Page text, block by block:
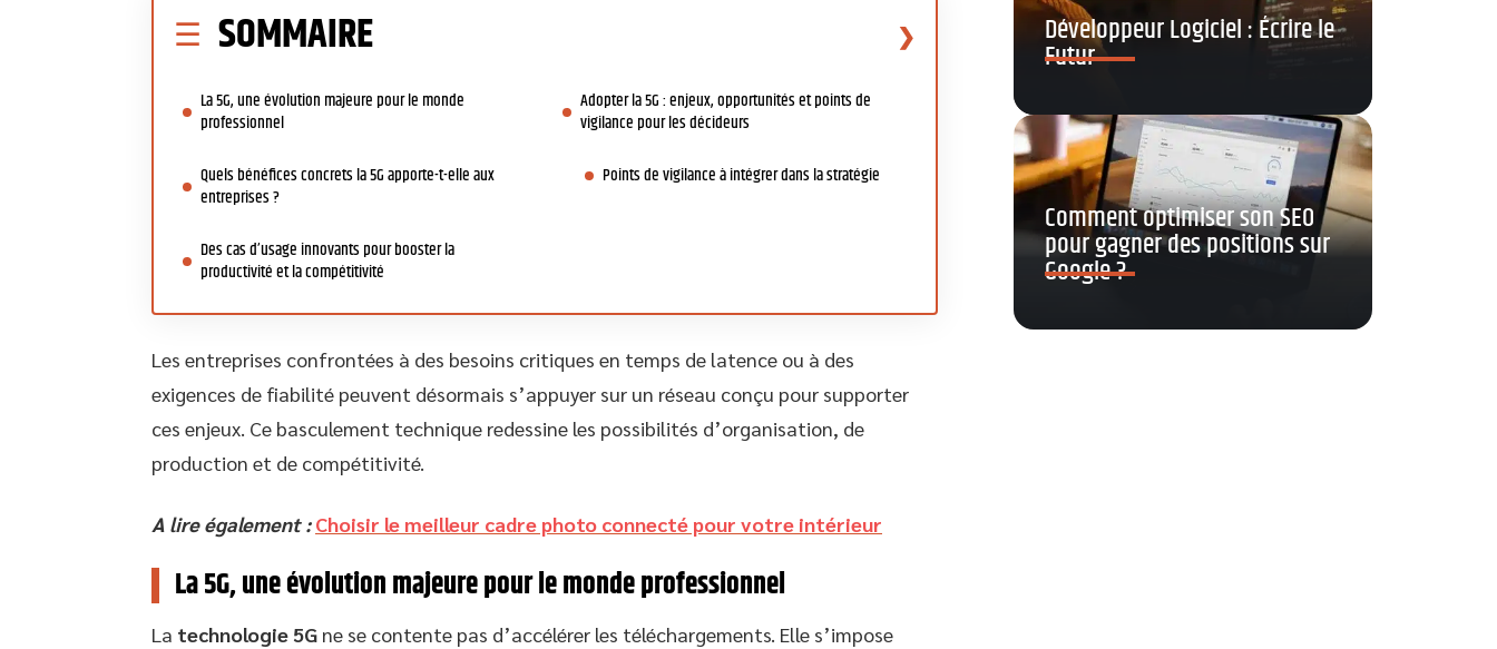
SOMMAIRE
La 5G, une évolution majeure pour le monde
professionnel
Quels bénéfices concrets la 5G apporte-t-elle aux
entreprises ?
Des cas d’usage innovants pour booster la
productivité et la compétitivité
Adopter la 5G : enjeux, opportunités et points de
vigilance pour les décideurs
Points de vigilance à intégrer dans la stratégie
Les entreprises confrontées à des besoins critiques en temps de latence ou à des
exigences de fiabilité peuvent désormais s’appuyer sur un réseau conçu pour supporter
ces enjeux. Ce basculement technique redessine les possibilités d’organisation, de
production et de compétitivité.
A lire également : Choisir le meilleur cadre photo connecté pour votre intérieur
La 5G, une évolution majeure pour le monde professionnel
La technologie 5G ne se contente pas d’accélérer les téléchargements. Elle s’impose
Développeur Logiciel : Écrire le
Futur
Comment optimiser son SEO
pour gagner des positions sur
Google ?